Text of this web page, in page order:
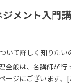
ジメント入門
いて詳しく知りたい
全般は、各講師が行
ージにございます、